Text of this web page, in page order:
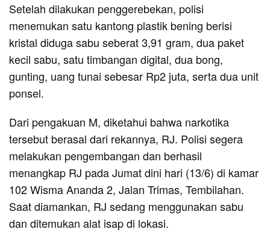
Setelah dilakukan penggerebekan, polisi
menemukan satu kantong plastik bening berisi
kristal diduga sabu seberat 3,91 gram, dua paket
kecil sabu, satu timbangan digital, dua bong,
gunting, uang tunai sebesar Rp2 juta, serta dua unit
ponsel.
Dari pengakuan M, diketahui bahwa narkotika
tersebut berasal dari rekannya, RJ. Polisi segera
melakukan pengembangan dan berhasil
menangkap RJ pada Jumat dini hari (13/6) di kamar
102 Wisma Ananda 2, Jalan Trimas, Tembilahan.
Saat diamankan, RJ sedang menggunakan sabu
dan ditemukan alat isap di lokasi.